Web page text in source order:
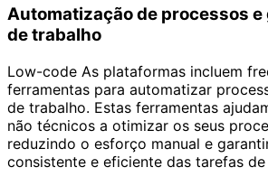
Automatização de processos
de trabalho
Low-code As plataformas incluem
ferramentas para automatizar
de trabalho. Estas ferramentas
não técnicos a otimizar os seus
reduzindo o esforço manual e
consistente e eficiente das tarefas